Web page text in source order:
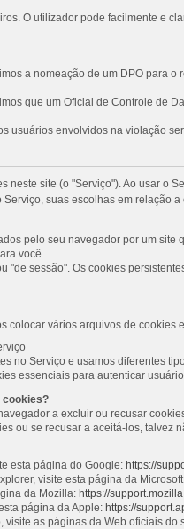
O utilizador pode facilmente e
a nomeação de um DPO para
que um Oficial de Controle de
usuários envolvidos na violação
neste site (o "Serviço"). Ao usar
suas escolhas em relação
pelo seu navegador por um
você.
"de sessão". Os cookies
colocar vários arquivos de
no Serviço e usamos diferentes
essenciais para autenticar
cookies?
a excluir ou recusar
ou se recusar a aceitá-los,
esta página do Google: https://
visite esta página da
da Mozilla: https://
página da Apple: https://
as páginas da Web oficiais do